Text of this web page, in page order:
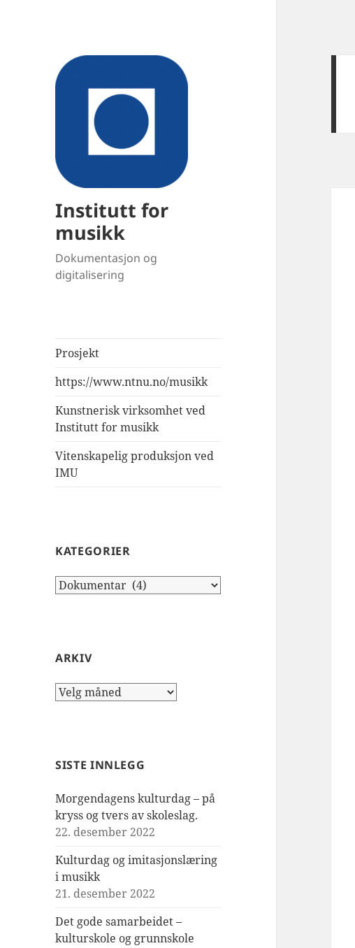
Institutt for
musikk
Dokumentasjon og
digitalisering
Prosjekt
https://www.ntnu.no/musikk
Kunstnerisk virksomhet ved
Institutt for musikk
Vitenskapelig produksjon ved
IMU
KATEGORIER
Kategorier
ARKIV
Arkiv
SISTE INNLEGG
Morgendagens kulturdag – på
kryss og tvers av skoleslag.
22. desember 2022
Kulturdag og imitasjonslæring
i musikk
21. desember 2022
Det gode samarbeidet –
kulturskole og grunnskole